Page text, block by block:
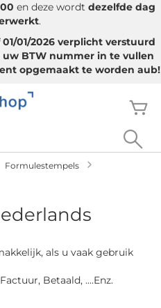
en deze wordt dezelfde dag
.
01/2026 verplicht verstuurd
uw BTW nummer in te vullen
opgemaakt te worden aub!
naar
Formulestempels
als u vaak gebruik
Betaald, ....Enz.